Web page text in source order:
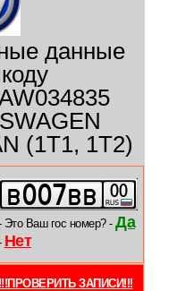
данные
(1T1, 1T2)
Это Ваш гос номер? - Да
Нет
!!!ПРОВЕРИТЬ ЗАПИСИ!!!